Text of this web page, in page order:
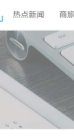
热点新闻 商